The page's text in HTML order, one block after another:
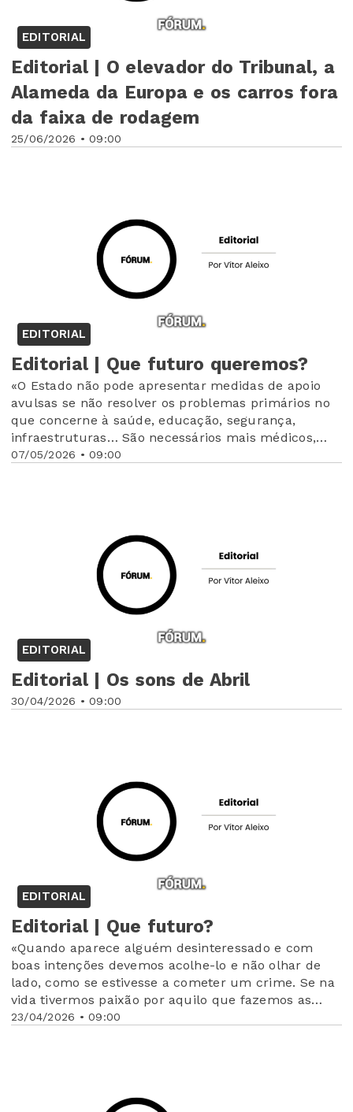
EDITORIAL
25/06/2026 • 09:00
Editorial | O elevador do Tribunal, a
Alameda da Europa e os carros fora
da faixa de rodagem
EDITORIAL
07/05/2026 • 09:00
Editorial | Que futuro queremos?
«O Estado não pode apresentar medidas de apoio
avulsas se não resolver os problemas primários no
que concerne à saúde, educação, segurança,
infraestruturas… São necessários mais médicos,
mais serviços de saúde, mais proximidade nos
EDITORIAL
30/04/2026 • 09:00
Editorial | Os sons de Abril
EDITORIAL
23/04/2026 • 09:00
Editorial | Que futuro?
«Quando aparece alguém desinteressado e com
boas intenções devemos acolhe-lo e não olhar de
lado, como se estivesse a cometer um crime. Se na
vida tivermos paixão por aquilo que fazemos as
coisas saem melhor e os projetos ficam a ganhar.